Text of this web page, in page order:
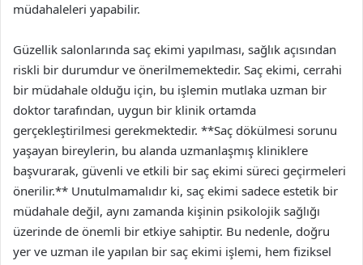
müdahaleleri yapabilir.
Güzellik salonlarında saç ekimi yapılması, sağlık açısından
riskli bir durumdur ve önerilmemektedir. Saç ekimi, cerrahi
bir müdahale olduğu için, bu işlemin mutlaka uzman bir
doktor tarafından, uygun bir klinik ortamda
gerçekleştirilmesi gerekmektedir. **Saç dökülmesi sorunu
yaşayan bireylerin, bu alanda uzmanlaşmış kliniklere
başvurarak, güvenli ve etkili bir saç ekimi süreci geçirmeleri
önerilir.** Unutulmamalıdır ki, saç ekimi sadece estetik bir
müdahale değil, aynı zamanda kişinin psikolojik sağlığı
üzerinde de önemli bir etkiye sahiptir. Bu nedenle, doğru
yer ve uzman ile yapılan bir saç ekimi işlemi, hem fiziksel